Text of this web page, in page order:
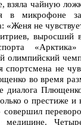
взяла чайную
в микрофоне
«Женя не
выросший
олимпийский
спортсмена не
во время
диалога
о престиже и